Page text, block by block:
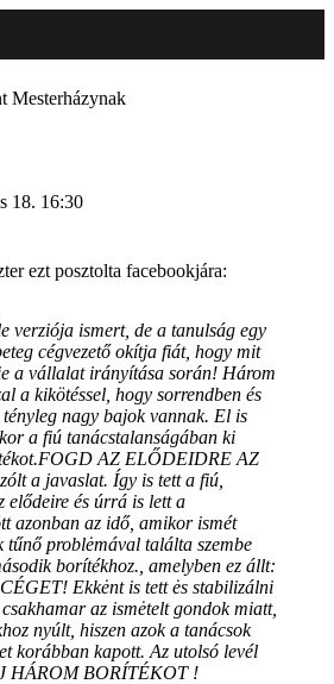
Mesterházynak
18. 16:30
ezt posztolta facebookjára:
verziója ismert, de a tanulság egy
cégvezető okítja fiát, hogy mit
a vállalat irányítása során! Három
a kikötéssel, hogy sorrendben és
nagy bajok vannak. El is
a fiú tanácstalanságában ki
AZ ELŐDEIDRE AZ
a javaslat. Így is tett a fiú,
elődeire és úrrá is lett a
azonban az idő, amikor ismét
tűnő problėmával találta szembe
borítékhoz., amelyben ez állt:
Ekkėnt is tett ės stabilizálni
az ismėtelt gondok miatt,
nyúlt, hiszen azok a tanácsok
korábban kapott. Az utolsó levél
HÁROM BORÍTÉKOT !